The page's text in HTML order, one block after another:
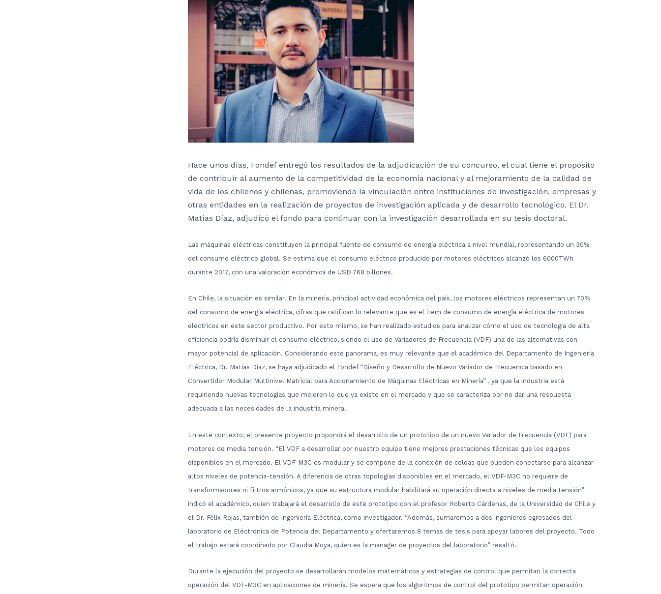
Hace unos días, Fondef entregó los resultados de la adjudicación de su concurso, el cual tiene el propósito
de contribuir al aumento de la competitividad de la economía nacional y al mejoramiento de la calidad de
vida de los chilenos y chilenas, promoviendo la vinculación entre instituciones de investigación, empresas y
otras entidades en la realización de proyectos de investigación aplicada y de desarrollo tecnológico. El Dr.
Matías Díaz, adjudicó el fondo para continuar con la investigación desarrollada en su tesis doctoral.
Las máquinas eléctricas constituyen la principal fuente de consumo de energía eléctrica a nivel mundial, representando un 30%
del consumo eléctrico global. Se estima que el consumo eléctrico producido por motores eléctricos alcanzó los 6000TWh
durante 2017, con una valoración económica de USD 768 billones.
En Chile, la situación es similar. En la minería, principal actividad económica del país, los motores eléctricos representan un 70%
del consumo de energía eléctrica, cifras que ratifican lo relevante que es el ítem de consumo de energía eléctrica de motores
eléctricos en este sector productivo. Por esto mismo, se han realizado estudios para analizar cómo el uso de tecnología de alta
eficiencia podría disminuir el consumo eléctrico, siendo el uso de Variadores de Frecuencia (VDF) una de las alternativas con
mayor potencial de aplicación. Considerando este panorama, es muy relevante que el académico del Departamento de Ingeniería
Eléctrica, Dr. Matías Díaz, se haya adjudicado el Fondef “Diseño y Desarrollo de Nuevo Variador de Frecuencia basado en
Convertidor Modular Multinivel Matricial para Accionamiento de Máquinas Eléctricas en Minería” , ya que la industria está
requiriendo nuevas tecnologías que mejoren lo que ya existe en el mercado y que se caracteriza por no dar una respuesta
adecuada a las necesidades de la industria minera.
En este contexto, el presente proyecto propondrá el desarrollo de un prototipo de un nuevo Variador de Frecuencia (VDF) para
motores de media tensión. “El VDF a desarrollar por nuestro equipo tiene mejores prestaciones técnicas que los equipos
disponibles en el mercado. El VDF-M3C es modular y se compone de la conexión de celdas que pueden conectarse para alcanzar
altos niveles de potencia-tensión. A diferencia de otras topologías disponibles en el mercado, el VDF-M3C no requiere de
transformadores ni filtros armónicos, ya que su estructura modular habilitará su operación directa a niveles de media tensión”
indicó el académico, quien trabajará el desarrollo de este prototipo con el profesor Roberto Cárdenas, de la Universidad de Chile y
el Dr. Félix Rojas, también de Ingeniería Eléctrica, como investigador. “Además, sumaremos a dos ingenieros egresados del
laboratorio de Eléctronica de Potencia del Departamento y ofertaremos 8 temas de tesis para apoyar labores del proyecto. Todo
el trabajo estará coordinado por Claudia Moya, quien es la manager de proyectos del laboratorio” resaltó.
Durante la ejecución del proyecto se desarrollarán modelos matemáticos y estrategias de control que permitan la correcta
operación del VDF-M3C en aplicaciones de minería. Se espera que los algoritmos de control del prototipo permitan operación